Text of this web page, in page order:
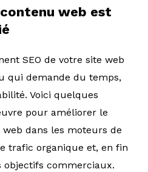
web est
SEO de votre site web
qui demande du temps,
Voici quelques
pour améliorer le
dans les moteurs de
trafic organique et, en fin
objectifs commerciaux.